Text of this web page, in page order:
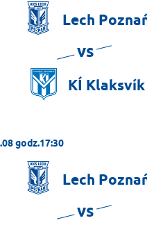
Lech
vs
KÍ Klaksvík
godz.17:30
Lech
vs